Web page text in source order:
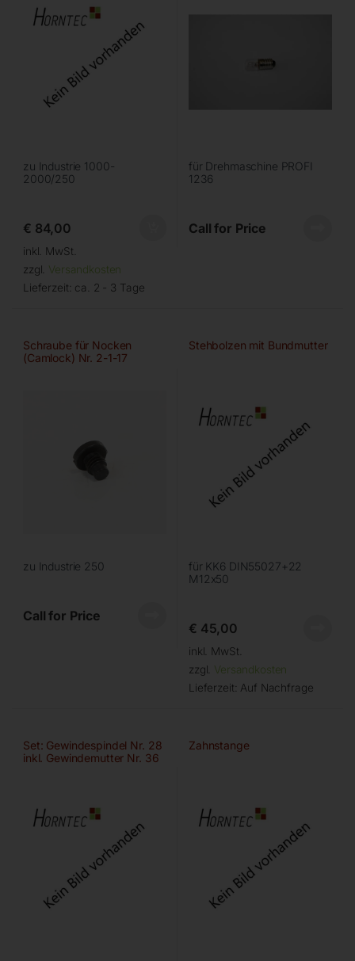
zu Industrie 1000-
2000/250
€ 84,00
inkl. MwSt.
zzgl. Versandkosten
Lieferzeit: ca. 2 - 3 Tage
für Drehmaschine PROFI
1236
Call for Price
Schraube für Nocken
(Camlock) Nr. 2-1-17
zu Industrie 250
Call for Price
Stehbolzen mit Bundmutter
für KK6 DIN55027+22
M12x50
€ 45,00
inkl. MwSt.
zzgl. Versandkosten
Lieferzeit: Auf Nachfrage
Set: Gewindespindel Nr. 28
inkl. Gewindemutter Nr. 36
Zahnstange